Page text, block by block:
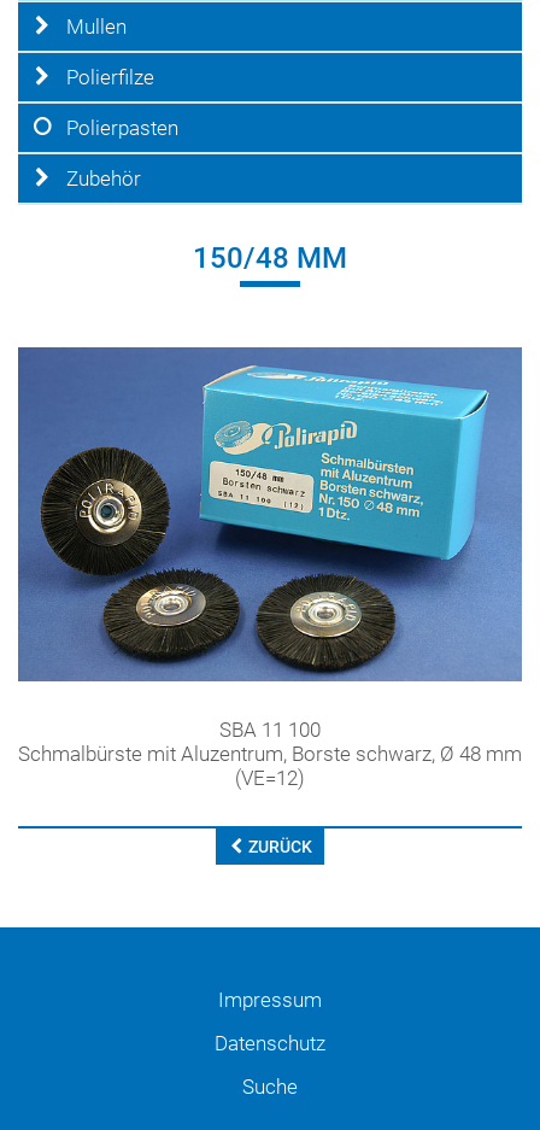
Mullen
Polierfilze
Polierpasten
Zubehör
150/48 MM
SBA 11 100
Schmalbürste mit Aluzentrum, Borste schwarz, Ø 48 mm
(VE=12)
ZURÜCK
Impressum
Datenschutz
Suche